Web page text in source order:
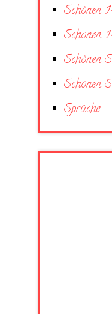
Schönen
Schönen
Schönen
Schönen
Sprüche